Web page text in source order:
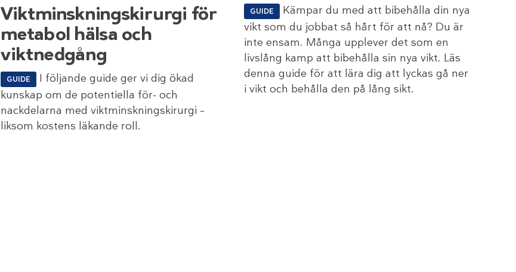
Viktminskningskirurgi för
metabol hälsa och
viktnedgång
GUIDE
I följande guide ger vi dig ökad
kunskap om de potentiella för- och
nackdelarna med viktminskningskirurgi –
liksom kostens läkande roll.
GUIDE
Kämpar du med att bibehålla din nya
vikt som du jobbat så hårt för att nå? Du är
inte ensam. Många upplever det som en
livslång kamp att bibehålla sin nya vikt. Läs
denna guide för att lära dig att lyckas gå ner
i vikt och behålla den på lång sikt.